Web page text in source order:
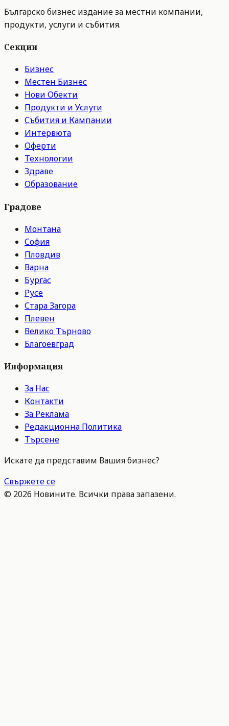
Българско бизнес издание за местни компании,
продукти, услуги и събития.
Секции
Бизнес
Местен Бизнес
Нови Обекти
Продукти и Услуги
Събития и Кампании
Интервюта
Оферти
Технологии
Здраве
Образование
Градове
Монтана
София
Пловдив
Варна
Бургас
Русе
Стара Загора
Плевен
Велико Търново
Благоевград
Информация
За Нас
Контакти
За Реклама
Редакционна Политика
Търсене
Искате да представим Вашия бизнес?
Свържете се
© 2026 Новините. Всички права запазени.